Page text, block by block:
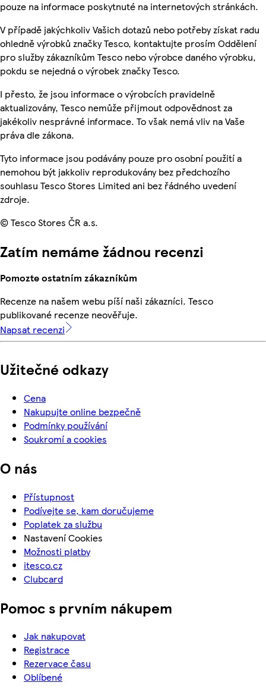
pouze na informace poskytnuté na internetových stránkách.
V případě jakýchkoliv Vašich dotazů nebo potřeby získat radu
ohledně výrobků značky Tesco, kontaktujte prosím Oddělení
pro služby zákazníkům Tesco nebo výrobce daného výrobku,
pokdu se nejedná o výrobek značky Tesco.
I přesto, že jsou informace o výrobcích pravidelně
aktualizovány, Tesco nemůže přijmout odpovědnost za
jakékoliv nesprávné informace. To však nemá vliv na Vaše
práva dle zákona.
Tyto informace jsou podávány pouze pro osobní použití a
nemohou být jakkoliv reprodukovány bez předchozího
souhlasu Tesco Stores Limited ani bez řádného uvedení
zdroje.
© Tesco Stores ČR a.s.
Zatím nemáme žádnou recenzi
Pomozte ostatním zákazníkům
Recenze na našem webu píší naši zákazníci. Tesco
publikované recenze neověřuje.
Napsat recenzi
Užitečné odkazy
Cena
Nakupujte online bezpečně
Podmínky používání
Soukromí a cookies
O nás
Přístupnost
Podívejte se, kam doručujeme
Poplatek za službu
Nastavení Cookies
Možnosti platby
itesco.cz
Clubcard
Pomoc s prvním nákupem
Jak nakupovat
Registrace
Rezervace času
Oblíbené